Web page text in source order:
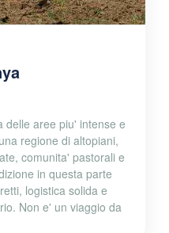
delle aree piu' intense e
regione di altopiani,
comunita' pastorali e
in questa parte
logistica solida e
Non e' un viaggio da